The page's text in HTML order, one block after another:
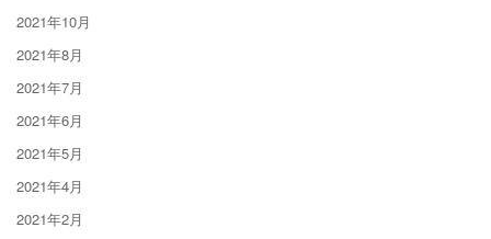
2021年10月
2021年8月
2021年7月
2021年6月
2021年5月
2021年4月
2021年2月